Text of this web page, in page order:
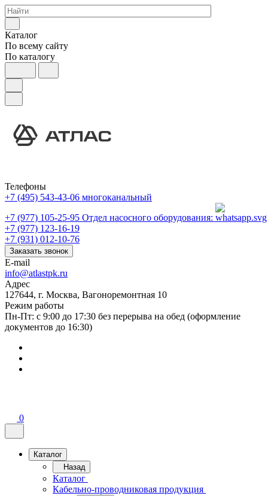
Каталог
По всему сайту
По каталогу
Телефоны
+7 (495) 543-43-06 многоканальный
+7 (977) 105-25-95 Отдел насосного оборудования:
+7 (977) 123-16-19
+7 (931) 012-10-76
Заказать звонок
E-mail
info@atlastpk.ru
Адрес
127644, г. Москва, Вагоноремонтная 10
Режим работы
Пн-Пт: с 9:00 до 17:30 без перерыва на обед (оформление
документов до 16:30)
0
Каталог
Назад
Каталог
Кабельно-проводниковая продукция